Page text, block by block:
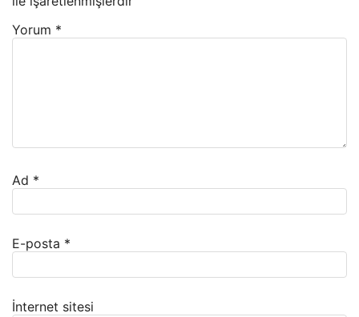
Yorum *
Ad *
E-posta *
İnternet sitesi